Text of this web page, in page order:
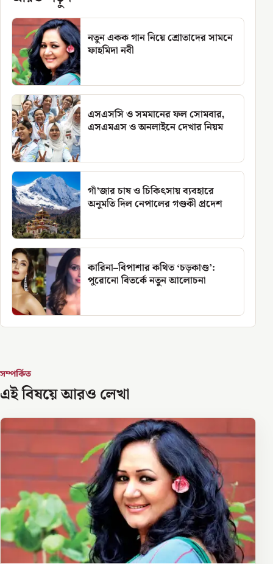
নতুন একক গান নিয়ে শ্রোতাদের সামনে
ফাহমিদা নবী
এসএসসি ও সমমানের ফল সোমবার,
এসএমএস ও অনলাইনে দেখার নিয়ম
গাঁ’জার চাষ ও চিকিৎসায় ব্যবহারে
অনুমতি দিল নেপালের গণ্ডকী প্রদেশ
কারিনা–বিপাশার কথিত ‘চড়কাণ্ড’:
পুরোনো বিতর্কে নতুন আলোচনা
সম্পর্কিত
এই বিষয়ে আরও লেখা